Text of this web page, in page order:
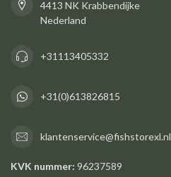
4413 NK Krabbendijke
Nederland
+31113405332
+31(0)613826815
klantenservice@fishstorexl.nl
KVK nummer: 96237589